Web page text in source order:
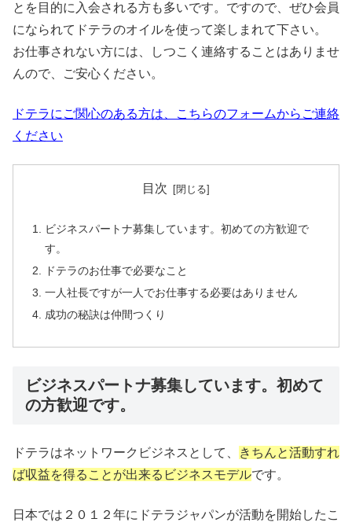
とを目的に入会される方も多いです。ですので、ぜひ会員
になられてドテラのオイルを使って楽しまれて下さい。
お仕事されない方には、しつこく連絡することはありませ
んので、ご安心ください。
ドテラにご関心のある方は、こちらのフォームからご連絡
ください
目次
ビジネスパートナ募集しています。初めての方歓迎で
す。
ドテラのお仕事で必要なこと
一人社長ですが一人でお仕事する必要はありません
成功の秘訣は仲間つくり
ビジネスパートナ募集しています。初めて
の方歓迎です。
ドテラはネットワークビジネスとして、
きちんと活動すれ
ば収益を得ることが出来るビジネスモデルです。
日本では２０１２年にドテラジャパンが活動を開始したこ